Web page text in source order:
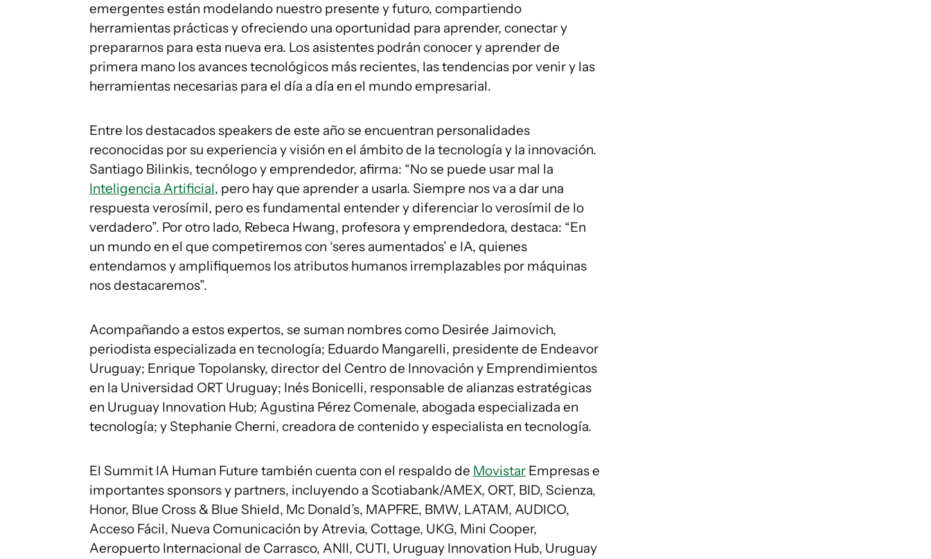
emergentes están modelando nuestro presente y futuro, compartiendo
herramientas prácticas y ofreciendo una oportunidad para aprender, conectar y
prepararnos para esta nueva era. Los asistentes podrán conocer y aprender de
primera mano los avances tecnológicos más recientes, las tendencias por venir y las
herramientas necesarias para el día a día en el mundo empresarial.
Entre los destacados speakers de este año se encuentran personalidades
reconocidas por su experiencia y visión en el ámbito de la tecnología y la innovación.
Santiago Bilinkis, tecnólogo y emprendedor, afirma: “No se puede usar mal la
Inteligencia Artificial, pero hay que aprender a usarla. Siempre nos va a dar una
respuesta verosímil, pero es fundamental entender y diferenciar lo verosímil de lo
verdadero”. Por otro lado, Rebeca Hwang, profesora y emprendedora, destaca: “En
un mundo en el que competiremos con ‘seres aumentados’ e IA, quienes
entendamos y amplifiquemos los atributos humanos irremplazables por máquinas
nos destacaremos”.
Acompañando a estos expertos, se suman nombres como Desirée Jaimovich,
periodista especializada en tecnología; Eduardo Mangarelli, presidente de Endeavor
Uruguay; Enrique Topolansky, director del Centro de Innovación y Emprendimientos
en la Universidad ORT Uruguay; Inés Bonicelli, responsable de alianzas estratégicas
en Uruguay Innovation Hub; Agustina Pérez Comenale, abogada especializada en
tecnología; y Stephanie Cherni, creadora de contenido y especialista en tecnología.
El Summit IA Human Future también cuenta con el respaldo de Movistar Empresas e
importantes sponsors y partners, incluyendo a Scotiabank/AMEX, ORT, BID, Scienza,
Honor, Blue Cross & Blue Shield, Mc Donald’s, MAPFRE, BMW, LATAM, AUDICO,
Acceso Fácil, Nueva Comunicación by Atrevia, Cottage, UKG, Mini Cooper,
Aeropuerto Internacional de Carrasco, ANII, CUTI, Uruguay Innovation Hub, Uruguay